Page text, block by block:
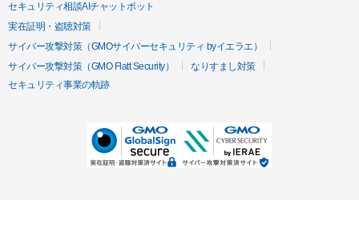
セキュリティ相談AIチャットボット
実在証明・盗聴対策
サイバー攻撃対策（GMOサイバーセキュリティ byイエラエ）
サイバー攻撃対策（GMO Flatt Security）
なりすまし対策
セキュリティ事業の軌跡